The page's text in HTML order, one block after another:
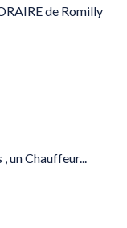
de Romilly
un Chauffeur...